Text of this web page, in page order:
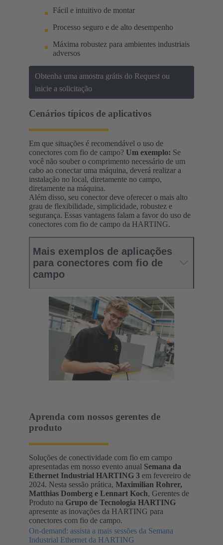
Fácil e intuitivo de montar
Processo seguro e de alto desempenho
Máxima robustez para ambientes industriais
adversos
Obtenha uma amostra grátis do Request ou
inicie a solicitação
Cenários típicos de aplicativos
Em que situações é recomendável o uso de
conectores com fio de campo? Um exemplo: Se
você não souber o comprimento necessário de um
cabo ao conectar uma máquina, deverá realizar a
instalação no local, diretamente no campo,
diretamente na máquina.
Além disso, seu conector deve oferecer o mais alto
grau de flexibilidade, simplicidade, robustez e
segurança. Essas vantagens falam a favor do uso de
conectores com fio de campo da HARTING.
Mais exemplos de aplicações
para conectores com fio de
campo
Aprenda com nossos gerentes de
produto
Soluções de conectividade com fio em campo
apresentadas em nosso evento anual Semana da
Ethernet Industrial HARTING 3 em fevereiro de
2024. Nesta sessão prática, Maximilian Rohrer,
Matthias Domberg e Lennart Koch, Gerentes de
Produto na Grupo de Tecnologia HARTING
apresente as inovações da HARTING para
conectores com fio de campo.
On-demand: assista a mais sessões da Semana
Industrial Ethernet da HARTING